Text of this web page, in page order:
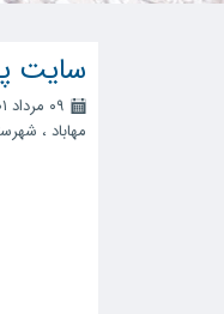
سایت
۰۹ مرداد ۱۴۰۱
مهاباد ،